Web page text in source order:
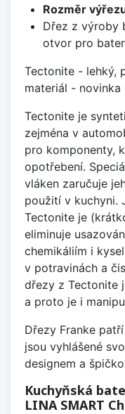
Rozměr
Dřez z výroby
otvor pro
Tectonite - lehký,
materiál - novinka
Tectonite je
zejména v
pro komponenty,
opotřebení.
vláken zaručuje
použití v kuchyni.
Tectonite je
eliminuje
chemikáliím i
v potravinách a
dřezy z Tectonite
a proto je i
Dřezy Franke
jsou vyhlášené
designem a
Kuchyňská
LINA SMART